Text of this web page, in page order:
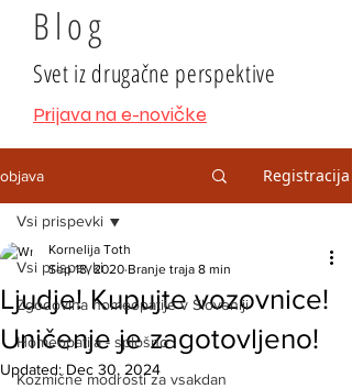
Blog
Svet iz drugačne perspektive
Prijava na e-novičke
objava Registracija
Vsi prispevki
Zgodovina homeopatije v Sloveniji
Homeopatija - splošno
Kozmične modrosti za vsakdan
Vsi prispevki
Ljudje! Kupujte vozovnice!
Uničenje je zagotovljeno!
Kornelija Toth
Sep 18, 2020 Branje traja 8 min
Updated: Dec 30, 2024